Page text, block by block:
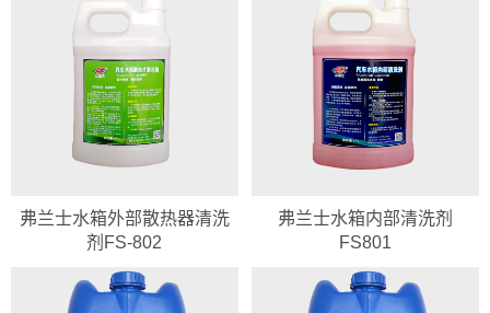
弗兰士水箱外部散热器清洗
剂FS-802
弗兰士水箱内部清洗剂
FS801